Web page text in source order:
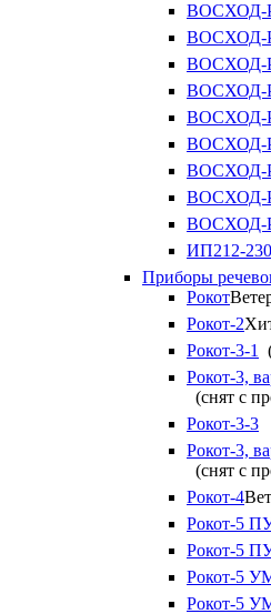
ВОСХОД-
ВОСХОД-
ВОСХОД-
ВОСХОД-
ВОСХОД-
ВОСХОД-
ВОСХОД-
ВОСХОД-
ВОСХОД-
ИП212-
Приборы
Рокот
Рокот-2
Рокот-3-1
Рокот-3,
(снят с
Рокот-3-3
Рокот-3,
(снят с
Рокот-4
Рокот-5
Рокот-5
Рокот-5
Рокот-5